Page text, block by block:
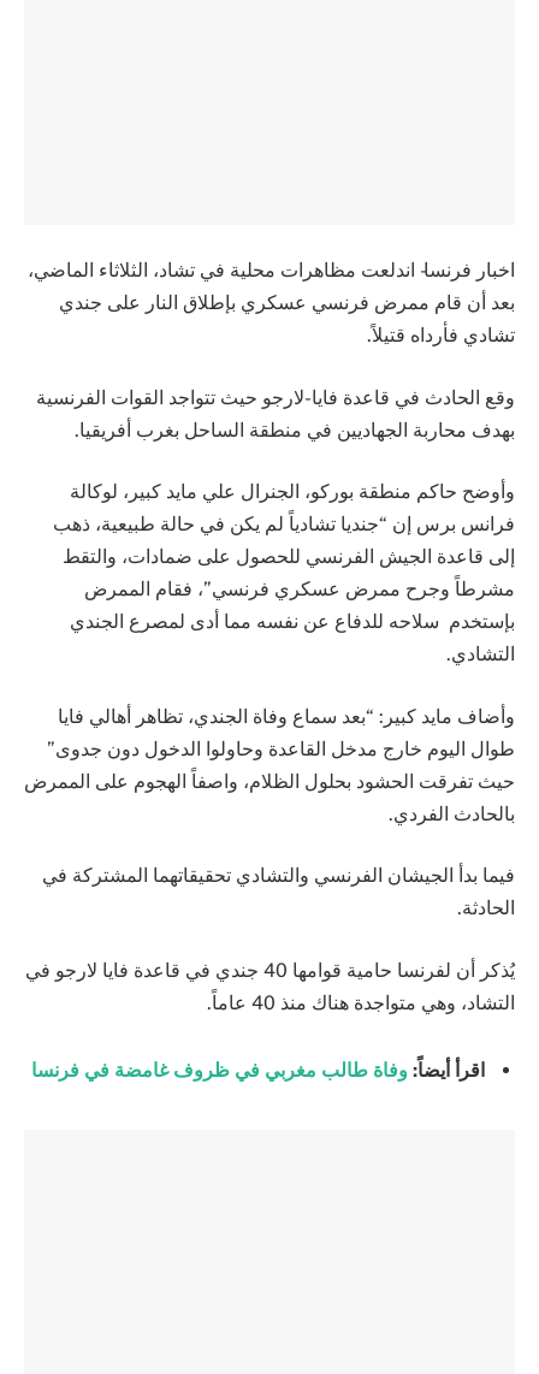
اخبار فرنسا- اندلعت مظاهرات محلية في تشاد، الثلاثاء الماضي،
بعد أن قام ممرض فرنسي عسكري بإطلاق النار على جندي
تشادي فأرداه قتيلاً.
وقع الحادث في قاعدة فايا-لارجو حيث تتواجد القوات الفرنسية
بهدف محاربة الجهاديين في منطقة الساحل بغرب أفريقيا.
وأوضح حاكم منطقة بوركو، الجنرال علي مايد كبير، لوكالة
فرانس برس إن “جنديا تشادياً لم يكن في حالة طبيعية، ذهب
إلى قاعدة الجيش الفرنسي للحصول على ضمادات، والتقط
مشرطاً وجرح ممرض عسكري فرنسي”، فقام الممرض
بإستخدم سلاحه للدفاع عن نفسه مما أدى لمصرع الجندي
التشادي.
وأضاف مايد كبير: “بعد سماع وفاة الجندي، تظاهر أهالي فايا
طوال اليوم خارج مدخل القاعدة وحاولوا الدخول دون جدوى”
حيث تفرقت الحشود بحلول الظلام، واصفاً الهجوم على الممرض
بالحادث الفردي.
فيما بدأ الجيشان الفرنسي والتشادي تحقيقاتهما المشتركة في
الحادثة.
يُذكر أن لفرنسا حامية قوامها 40 جندي في قاعدة فايا لارجو في
التشاد، وهي متواجدة هناك منذ 40 عاماً.
اقرأ أيضاً: وفاة طالب مغربي في ظروف غامضة في فرنسا